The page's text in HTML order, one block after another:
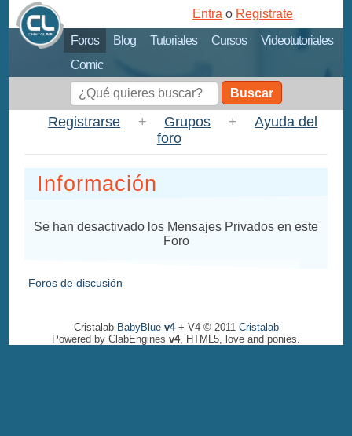
Foros Blog Tutoriales Cursos
Videotutoriales
Comic
Entra o Registrate
Buscar
Registrarse + Grupos +
Ayuda del
foro
Información
Se han desactivado los Mensajes Privados en este
Foro
Foros de discusión
Cristalab BabyBlue v4+ V4 © 2011 Cristalab
Powered by ClabEngines v4, HTML5, love and ponies.